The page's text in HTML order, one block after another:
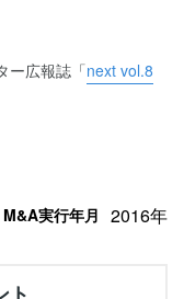
ー広報誌「next vol.8
M&A実行年月 2016年